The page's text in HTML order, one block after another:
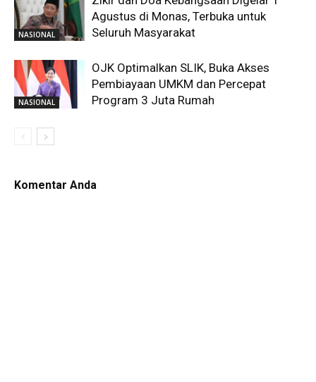
NASIONAL
Agustus di Monas, Terbuka untuk
Seluruh Masyarakat
NASIONAL
OJK Optimalkan SLIK, Buka Akses
Pembiayaan UMKM dan Percepat
Program 3 Juta Rumah
Komentar Anda